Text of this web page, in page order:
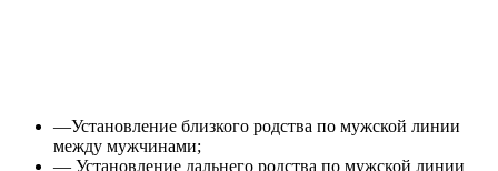
—Установление близкого родства по мужской линии
между мужчинами;
— Установление дальнего родства по мужской линии